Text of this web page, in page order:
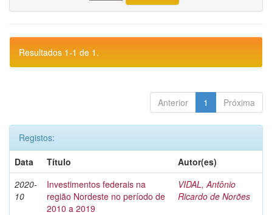
Resultados 1-1 de 1.
Anterior 1 Próxima
Registos:
Data
Título
Autor(es)
2020-
10
Investimentos federais na
região Nordeste no período de
2010 a 2019
VIDAL, Antônio
Ricardo de Norões